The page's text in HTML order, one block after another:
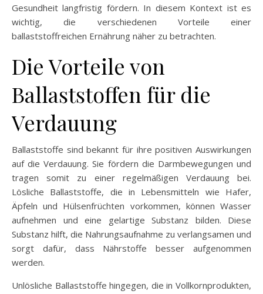
Gesundheit langfristig fördern. In diesem Kontext ist es
wichtig, die verschiedenen Vorteile einer
ballaststoffreichen Ernährung näher zu betrachten.
Die Vorteile von
Ballaststoffen für die
Verdauung
Ballaststoffe sind bekannt für ihre positiven Auswirkungen
auf die Verdauung. Sie fördern die Darmbewegungen und
tragen somit zu einer regelmäßigen Verdauung bei.
Lösliche Ballaststoffe, die in Lebensmitteln wie Hafer,
Äpfeln und Hülsenfrüchten vorkommen, können Wasser
aufnehmen und eine gelartige Substanz bilden. Diese
Substanz hilft, die Nahrungsaufnahme zu verlangsamen und
sorgt dafür, dass Nährstoffe besser aufgenommen
werden.
Unlösliche Ballaststoffe hingegen, die in Vollkornprodukten,